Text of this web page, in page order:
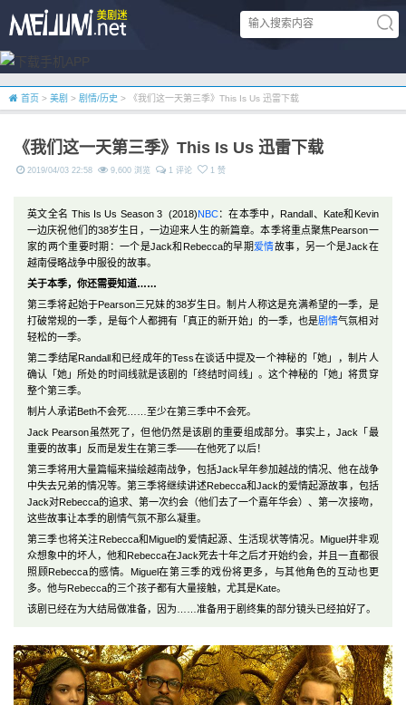
首页 > 美剧 > 剧情/历史 > 《我们这一天第三季》This Is Us 迅雷下载
《我们这一天第三季》This Is Us 迅雷下载
2019/04/03 22:58 9,600 浏览 1 评论 1 赞
英文全名 This Is Us Season 3 (2018)NBC：在本季中，Randall、Kate和Kevin
一边庆祝他们的38岁生日，一边迎来人生的新篇章。本季将重点聚焦Pearson一
家的两个重要时期：一个是Jack和Rebecca的早期爱情故事，另一个是Jack在
越南侵略战争中服役的故事。
关于本季，你还需要知道……
第三季将起始于Pearson三兄妹的38岁生日。制片人称这是充满希望的一季，是
打破常规的一季，是每个人都拥有「真正的新开始」的一季，也是剧情气氛相对
轻松的一季。
第二季结尾Randall和已经成年的Tess在谈话中提及一个神秘的「她」，制片人
确认「她」所处的时间线就是该剧的「终结时间线」。这个神秘的「她」将贯穿
整个第三季。
制片人承诺Beth不会死……至少在第三季中不会死。
Jack Pearson虽然死了，但他仍然是该剧的重要组成部分。事实上，Jack「最
重要的故事」反而是发生在第三季——在他死了以后！
第三季将用大量篇幅来描绘越南战争，包括Jack早年参加越战的情况、他在战争
中失去兄弟的情况等。第三季将继续讲述Rebecca和Jack的爱情起源故事，包括
Jack对Rebecca的追求、第一次约会（他们去了一个嘉年华会）、第一次接吻，
这些故事让本季的剧情气氛不那么凝重。
第三季也将关注Rebecca和Miguel的爱情起源、生活现状等情况。Miguel并非观
众想象中的坏人，他和Rebecca在Jack死去十年之后才开始约会，并且一直都很
照顾Rebecca的感情。Miguel在第三季的戏份将更多，与其他角色的互动也更
多。他与Rebecca的三个孩子都有大量接触，尤其是Kate。
该剧已经在为大结局做准备，因为……准备用于剧终集的部分镜头已经拍好了。